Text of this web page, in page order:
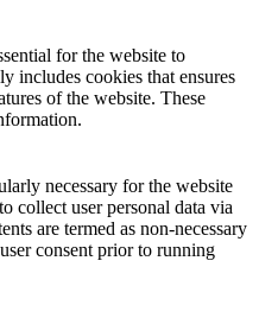
for the website to
includes cookies that ensures
of the website. These
necessary for the website
collect user personal data via
are termed as non-necessary
consent prior to running